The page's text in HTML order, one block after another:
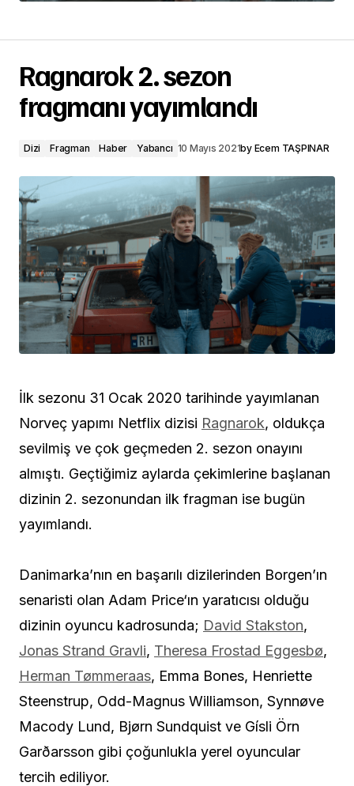
Ragnarok 2. sezon
fragmanı yayımlandı
Dizi Fragman Haber Yabancı 10 Mayıs 2021by Ecem TAŞPINAR
İlk sezonu 31 Ocak 2020 tarihinde yayımlanan
Norveç yapımı Netflix dizisi Ragnarok, oldukça
sevilmiş ve çok geçmeden 2. sezon onayını
almıştı. Geçtiğimiz aylarda çekimlerine başlanan
dizinin 2. sezonundan ilk fragman ise bugün
yayımlandı.
Danimarka’nın en başarılı dizilerinden Borgen’ın
senaristi olan Adam Price‘ın yaratıcısı olduğu
dizinin oyuncu kadrosunda; David Stakston,
Jonas Strand Gravli, Theresa Frostad Eggesbø,
Herman Tømmeraas, Emma Bones, Henriette
Steenstrup, Odd-Magnus Williamson, Synnøve
Macody Lund, Bjørn Sundquist ve Gísli Örn
Garðarsson gibi çoğunlukla yerel oyuncular
tercih ediliyor.